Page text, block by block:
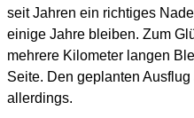
seit Jahren ein richtiges
einige Jahre bleiben. Zum
mehrere Kilometer langen
Seite. Den geplanten
allerdings.